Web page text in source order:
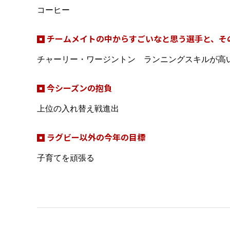
コーヒー
チームメイトの中からすごいなと思う選手と、
チャーリー・ワージントン ランニングスキルが高
今シーズンの抱負
上位の入れ替え戦進出
ラグビー以外の今年の目標
子育てを頑張る